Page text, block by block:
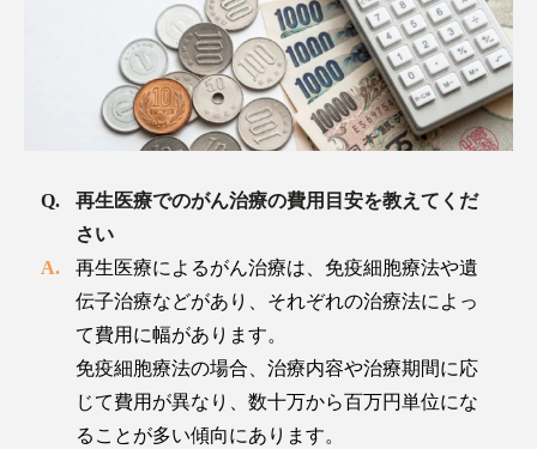
再生医療でのがん治療の費用目安を教えてくだ
さい
再生医療によるがん治療は、免疫細胞療法や遺
伝子治療などがあり、それぞれの治療法によっ
て費用に幅があります。
免疫細胞療法の場合、治療内容や治療期間に応
じて費用が異なり、数十万から百万円単位にな
ることが多い傾向にあります。